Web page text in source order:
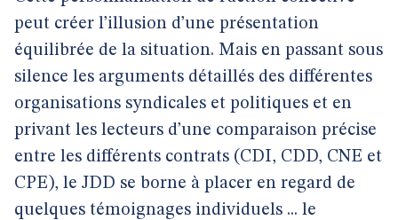
peut créer l’illusion d’une présentation
équilibrée de la situation. Mais en passant sous
silence les arguments détaillés des différentes
organisations syndicales et politiques et en
privant les lecteurs d’une comparaison précise
entre les différents contrats (CDI, CDD, CNE et
CPE), le JDD se borne à placer en regard de
quelques témoignages individuels ... le